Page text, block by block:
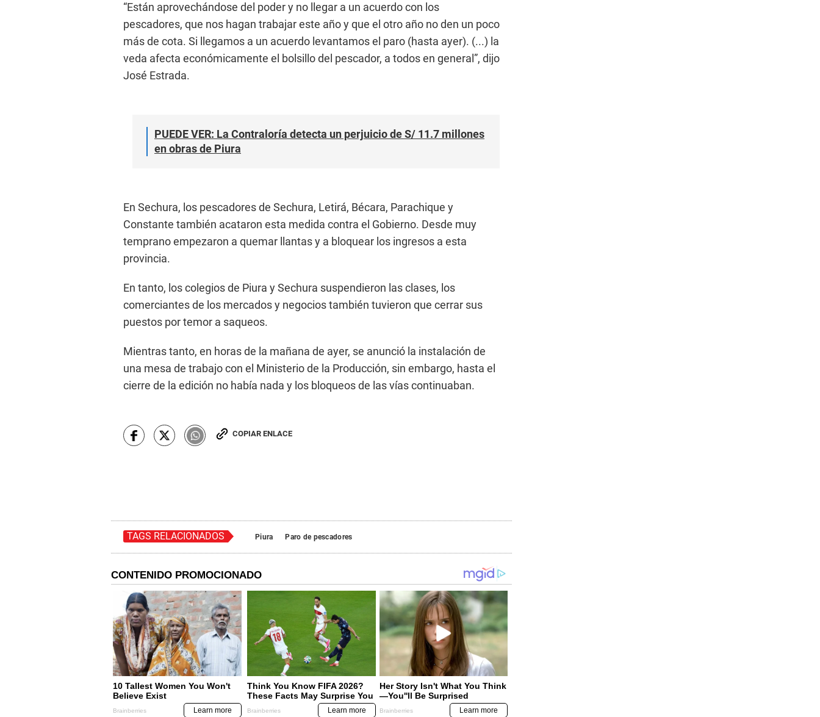
“Están aprovechándose del poder y no llegar a un acuerdo con los
pescadores, que nos hagan trabajar este año y que el otro año no den un poco
más de cota. Si llegamos a un acuerdo levantamos el paro (hasta ayer). (...) la
veda afecta económicamente el bolsillo del pescador, a todos en general”, dijo
José Estrada.
PUEDE VER: La Contraloría detecta un perjuicio de S/ 11.7 millones
en obras de Piura
En Sechura, los pescadores de Sechura, Letirá, Bécara, Parachique y
Constante también acataron esta medida contra el Gobierno. Desde muy
temprano empezaron a quemar llantas y a bloquear los ingresos a esta
provincia.
En tanto, los colegios de Piura y Sechura suspendieron las clases, los
comerciantes de los mercados y negocios también tuvieron que cerrar sus
puestos por temor a saqueos.
Mientras tanto, en horas de la mañana de ayer, se anunció la instalación de
una mesa de trabajo con el Ministerio de la Producción, sin embargo, hasta el
cierre de la edición no había nada y los bloqueos de las vías continuaban.
COPIAR ENLACE
TAGS RELACIONADOS Piura Paro de pescadores